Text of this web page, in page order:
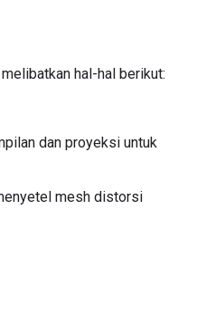
hal-hal berikut:
dan proyeksi untuk
mesh distorsi